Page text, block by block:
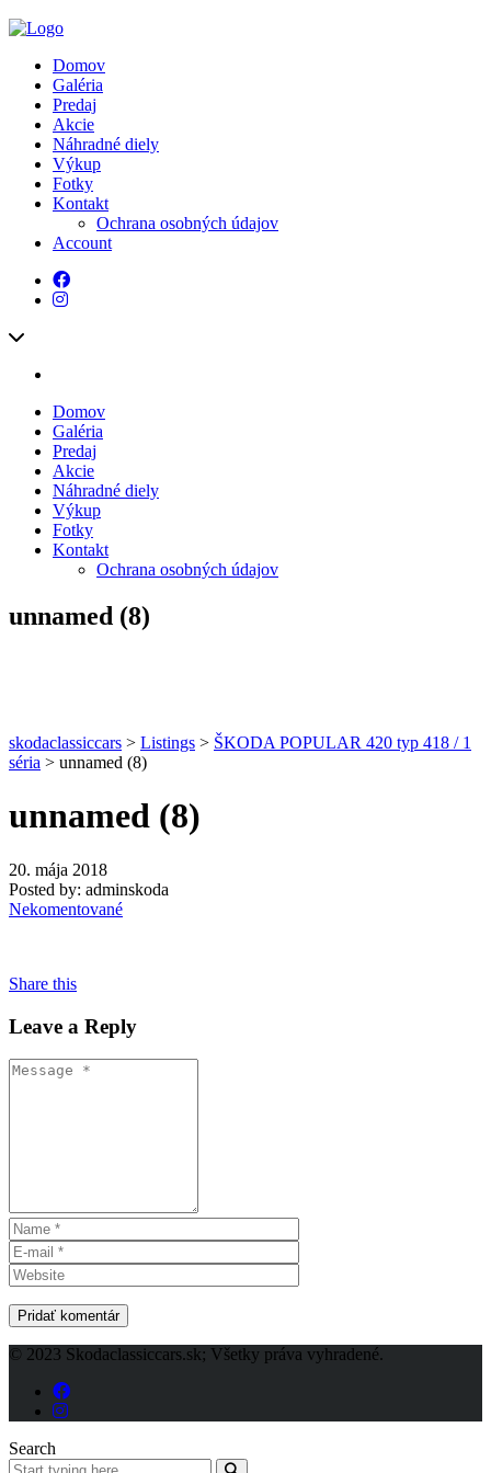
Domov
Galéria
Predaj
Akcie
Náhradné diely
Výkup
Fotky
Kontakt
Ochrana osobných údajov
Account
Domov
Galéria
Predaj
Akcie
Náhradné diely
Výkup
Fotky
Kontakt
Ochrana osobných údajov
unnamed (8)
skodaclassiccars > Listings > ŠKODA POPULAR 420 typ 418 / 1
séria > unnamed (8)
unnamed (8)
20. mája 2018
Posted by: adminskoda
Nekomentované
Share this
Leave a Reply
© 2023 Skodaclassiccars.sk; Všetky práva vyhradené.
Search